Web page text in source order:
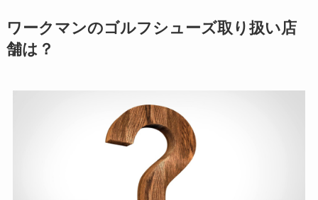
ワークマンのゴルフシューズ取り扱い店
舗は？